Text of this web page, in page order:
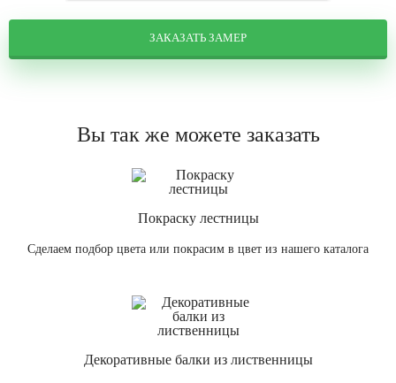
ЗАКАЗАТЬ ЗАМЕР
Вы так же можете заказать
Покраску лестницы
Сделаем подбор цвета или покрасим в цвет из нашего каталога
Декоративные балки из лиственницы